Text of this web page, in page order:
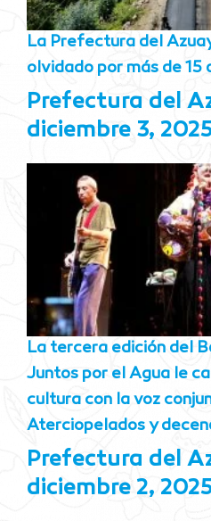
La Prefectura del
olvidado por más de 15
Prefectura del
diciembre 3,
La tercera edición del
Juntos por el Agua le
cultura con la voz
Aterciopelados y
Prefectura del
diciembre 2,